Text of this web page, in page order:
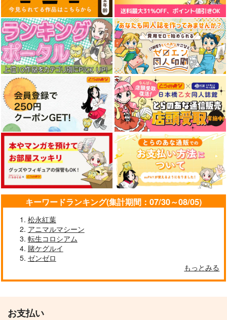
青山 澄香
白峰 莉花
メレ・レタナグア
サンプル
カート
青山 澄香
白峰 莉花
メレ・レタナグア
サンプル
カート
オリジナル
サンプル
カート
通勤道中であの娘がぱ
んつを見せてくる本
13嘘つき屋
円 （税込）
オリジナル
サンプル
カート
≪新刊発売記念
≫【B5アクリルボー
ド】艶娘幻夢譚
T2 ART WORKS
オリジナル
キーワードランキング(集計期間：07/30～08/05)
松永紅葉
アニマルマシーン
転生コロシアム
賭ケグルイ
ゼンゼロ
もっとみる
お支払い